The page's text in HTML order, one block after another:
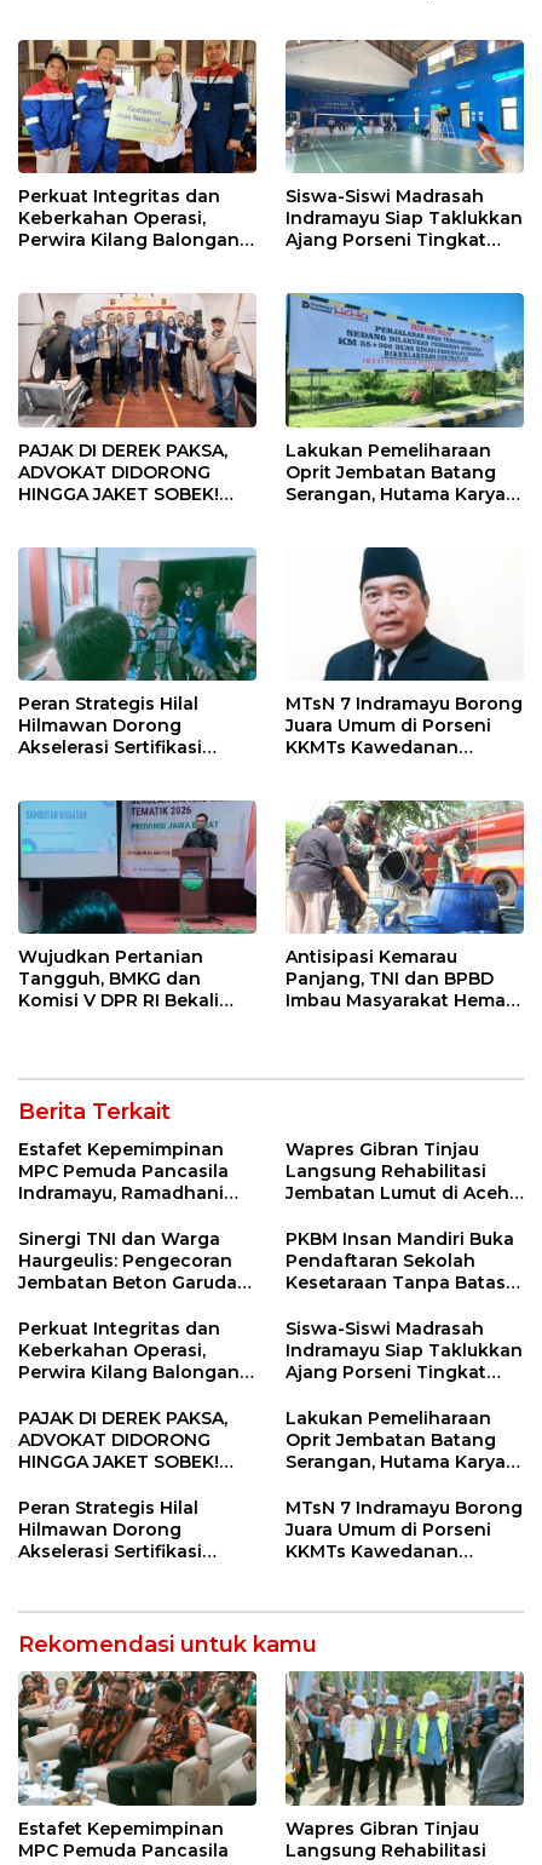
Perkuat Integritas dan
Keberkahan Operasi,
Perwira Kilang Balongan
Siswa-Siswi Madrasah
Indramayu Siap Taklukkan
Ajang Porseni Tingkat
PAJAK DI DEREK PAKSA,
ADVOKAT DIDORONG
HINGGA JAKET SOBEK!
Pekanbaru!
Lakukan Pemeliharaan
Oprit Jembatan Batang
Serangan, Hutama Karya
Peran Strategis Hilal
Hilmawan Dorong
Akselerasi Sertifikasi
Indramayu
MTsN 7 Indramayu Borong
Juara Umum di Porseni
KKMTs Kawedanan
Wujudkan Pertanian
Tangguh, BMKG dan
Komisi V DPR RI Bekali
Antisipasi Kemarau
Panjang, TNI dan BPBD
Imbau Masyarakat Hemat
Berita Terkait
Estafet Kepemimpinan
MPC Pemuda Pancasila
Indramayu, Ramadhani
Pimpin Organisasi Lewat
Muscablub
Wapres Gibran Tinjau
Langsung Rehabilitasi
Jembatan Lumut di Aceh
Konektivitas Pulih Cepat
Sinergi TNI dan Warga
Haurgeulis: Pengecoran
Jembatan Beton Garuda
PKBM Insan Mandiri Buka
Pendaftaran Sekolah
Kesetaraan Tanpa Batas
Perkuat Integritas dan
Keberkahan Operasi,
Perwira Kilang Balongan
Siswa-Siswi Madrasah
Indramayu Siap Taklukkan
Ajang Porseni Tingkat
PAJAK DI DEREK PAKSA,
ADVOKAT DIDORONG
HINGGA JAKET SOBEK!
Ngamuk Kepung Polresta
Pekanbaru!
Lakukan Pemeliharaan
Oprit Jembatan Batang
Serangan, Hutama Karya
55 Tol Binjai–Langsa
Peran Strategis Hilal
Hilmawan Dorong
Akselerasi Sertifikasi
Indramayu
MTsN 7 Indramayu Borong
Juara Umum di Porseni
KKMTs Kawedanan
Rekomendasi untuk kamu
Estafet Kepemimpinan
MPC Pemuda Pancasila
Wapres Gibran Tinjau
Langsung Rehabilitasi